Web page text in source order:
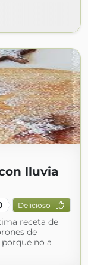
lluvia
Delicioso
receta de
de
no a